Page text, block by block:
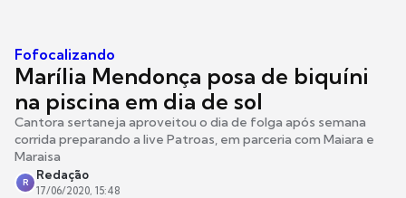
Fofocalizando
Marília Mendonça posa de biquíni
na piscina em dia de sol
Cantora sertaneja aproveitou o dia de folga após semana
corrida preparando a live Patroas, em parceria com Maiara e
Maraisa
R
Redação
17/06/2020, 15:48